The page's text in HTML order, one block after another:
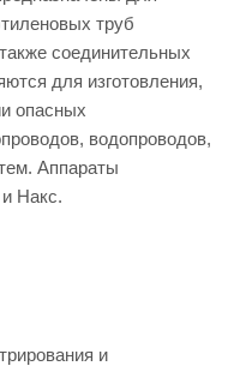
труб
соединительных
для изготовления,
опасных
водопроводов,
Аппараты
Накс.
и